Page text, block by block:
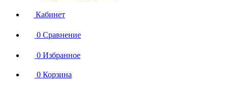
Кабинет
0 Сравнение
0 Избранное
0 Корзина